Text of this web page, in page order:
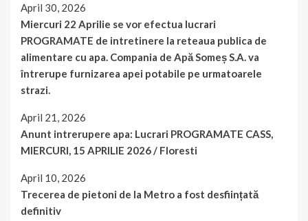
April 30, 2026
Miercuri 22 Aprilie se vor efectua lucrari
PROGRAMATE de intretinere la reteaua publica de
alimentare cu apa. Compania de Apă Someș S.A. va
întrerupe furnizarea apei potabile pe urmatoarele
strazi.
April 21, 2026
Anunt intrerupere apa: Lucrari PROGRAMATE CASS,
MIERCURI, 15 APRILIE 2026 / Floresti
April 10, 2026
Trecerea de pietoni de la Metro a fost desființată
definitiv